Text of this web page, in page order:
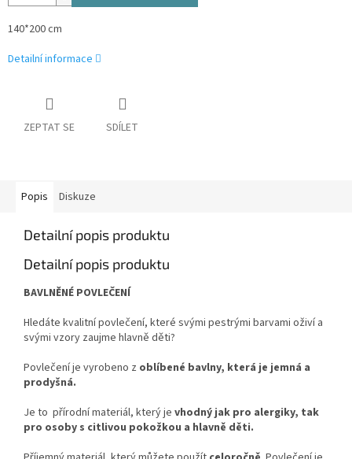
140*200 cm
Detailní informace
ZEPTAT SE SDÍLET
Popis Diskuze
Detailní popis produktu
Detailní popis produktu
BAVLNĚNÉ POVLEČENÍ
Hledáte kvalitní povlečení, které svými pestrými barvami oživí a
svými vzory zaujme hlavně děti?
Povlečení je vyrobeno z oblíbené bavlny, která je jemná a
prodyšná.
Je to přírodní materiál, který je vhodný jak pro alergiky, tak
pro osoby s citlivou pokožkou a hlavně děti.